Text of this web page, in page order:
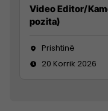
Video Editor/
pozita)
Prishtinë
20 Korrik 2026